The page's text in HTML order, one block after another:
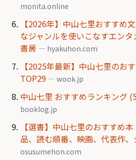
monita.online
【2026年】中山七里おすすめ
なジャンルを使いこなすエン
書房 — hyakuhon.com
【2025年最新】中山七里のお
TOP29 — wook.jp
中山七里 おすすめランキング
booklog.jp
【選書】中山七里のおすすめ
品、読む順番、映画、代表作、
osusumehon.com